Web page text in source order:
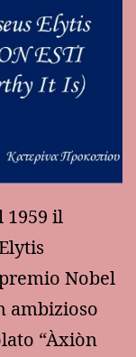
1959 il
Nobel
ambizioso
“Àxiòn